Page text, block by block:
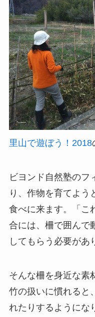
里山で遊ぼう！2018
ビヨンド自然塾のフ
り、作物を育てよう
食べに来ます。「こ
合には、柵で囲んで
してもらう必要があ
そんな柵を身近な素
竹の扱いに慣れると
れたりするようにな